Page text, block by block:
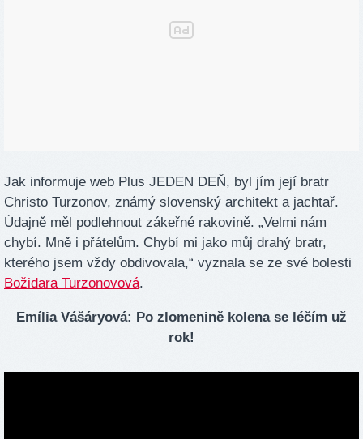
Jak informuje web Plus JEDEN DEŇ, byl jím její bratr
Christo Turzonov, známý slovenský architekt a jachtař.
Údajně měl podlehnout zákeřné rakovině. „Velmi nám
chybí. Mně i přátelům. Chybí mi jako můj drahý bratr,
kterého jsem vždy obdivovala,“ vyznala se ze své bolesti
Božidara Turzonovová.
Emília Vášáryová: Po zlomenině kolena se léčím už
rok!